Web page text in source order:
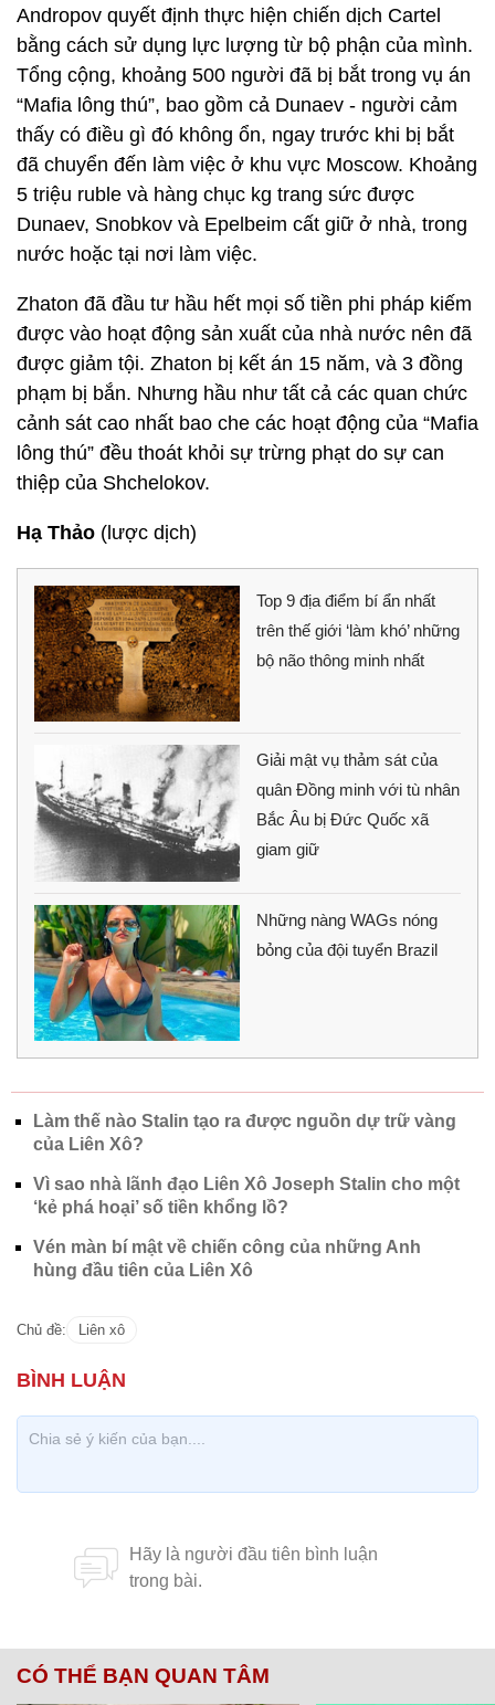
Andropov quyết định thực hiện chiến dịch Cartel
bằng cách sử dụng lực lượng từ bộ phận của mình.
Tổng cộng, khoảng 500 người đã bị bắt trong vụ án
“Mafia lông thú”, bao gồm cả Dunaev - người cảm
thấy có điều gì đó không ổn, ngay trước khi bị bắt
đã chuyển đến làm việc ở khu vực Moscow. Khoảng
5 triệu ruble và hàng chục kg trang sức được
Dunaev, Snobkov và Epelbeim cất giữ ở nhà, trong
nước hoặc tại nơi làm việc.
Zhaton đã đầu tư hầu hết mọi số tiền phi pháp kiếm
được vào hoạt động sản xuất của nhà nước nên đã
được giảm tội. Zhaton bị kết án 15 năm, và 3 đồng
phạm bị bắn. Nhưng hầu như tất cả các quan chức
cảnh sát cao nhất bao che các hoạt động của “Mafia
lông thú” đều thoát khỏi sự trừng phạt do sự can
thiệp của Shchelokov.
Hạ Thảo (lược dịch)
Top 9 địa điểm bí ẩn nhất
trên thế giới ‘làm khó’ những
bộ não thông minh nhất
Giải mật vụ thảm sát của
quân Đồng minh với tù nhân
Bắc Âu bị Đức Quốc xã
giam giữ
Những nàng WAGs nóng
bỏng của đội tuyển Brazil
Làm thế nào Stalin tạo ra được nguồn dự trữ vàng
của Liên Xô?
Vì sao nhà lãnh đạo Liên Xô Joseph Stalin cho một
‘kẻ phá hoại’ số tiền khổng lồ?
Vén màn bí mật về chiến công của những Anh
hùng đầu tiên của Liên Xô
Chủ đề: Liên xô
CÓ THỂ BẠN QUAN TÂM